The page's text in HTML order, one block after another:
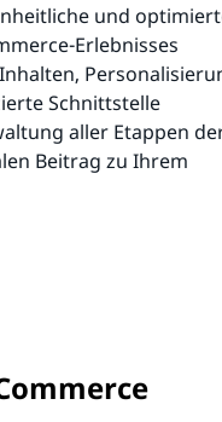
und
Erlebnisses
Schnittstelle
aller Etappen
Beitrag zu Ihrem